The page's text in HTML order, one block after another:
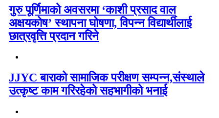
गुरु पूर्णिमाको अवसरमा ‘काशी प्रसाद वाल
अक्षयकोष’ स्थापना घोषणा, विपन्न विद्यार्थीलाई
छात्रवृत्ति प्रदान गरिने
JJYC बाराको सामाजिक परीक्षण सम्पन्न,संस्थाले
उत्कृष्ट काम गरिरहेको सहभागीको भनाई